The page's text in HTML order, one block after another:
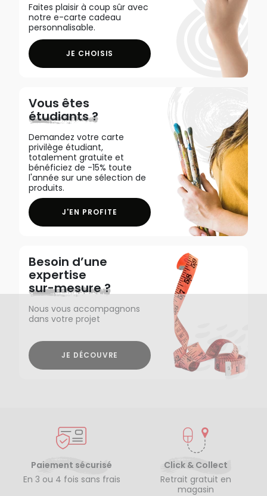
Faites plaisir à coup sûr avec
notre e-carte cadeau
personnalisable.
JE CHOISIS
Vous êtes
étudiants ?
Demandez votre carte
privilège étudiant,
totalement gratuite et
bénéficiez de -15% toute
l'année sur une sélection de
produits.
J'EN PROFITE
Besoin d’une
expertise
sur-mesure ?
Nous vous accompagnons
dans votre projet
JE DÉCOUVRE
Paiement sécurisé
En 3 ou 4 fois sans frais
Click & Collect
Retrait gratuit en
magasin